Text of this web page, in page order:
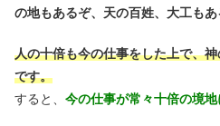
の地もあるぞ、天の百姓、大工もあ
人の十倍も今の仕事をした上で、
です。
すると、 今の仕事が常々十倍の境地